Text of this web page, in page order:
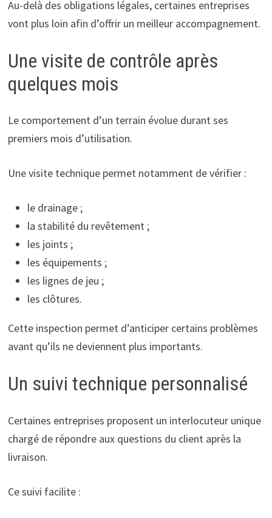
Au-delà des obligations légales, certaines entreprises
vont plus loin afin d’offrir un meilleur accompagnement.
Une visite de contrôle après
quelques mois
Le comportement d’un terrain évolue durant ses
premiers mois d’utilisation.
Une visite technique permet notamment de vérifier :
le drainage ;
la stabilité du revêtement ;
les joints ;
les équipements ;
les lignes de jeu ;
les clôtures.
Cette inspection permet d’anticiper certains problèmes
avant qu’ils ne deviennent plus importants.
Un suivi technique personnalisé
Certaines entreprises proposent un interlocuteur unique
chargé de répondre aux questions du client après la
livraison.
Ce suivi facilite :